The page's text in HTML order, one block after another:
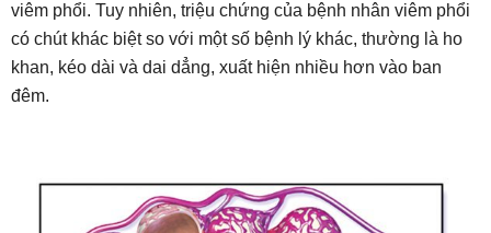
viêm phổi. Tuy nhiên, triệu chứng của bệnh nhân viêm phổi
có chút khác biệt so với một số bệnh lý khác, thường là ho
khan, kéo dài và dai dẳng, xuất hiện nhiều hơn vào ban
đêm.